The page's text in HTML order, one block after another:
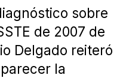
sobre
de 2007 de
Delgado reiteró
la